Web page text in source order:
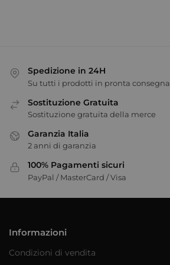
Spedizione in 24H
Su tutti i prodotti in pronta consegna
Sostituzione Gratuita
Sostituzione gratuita della merce
Garanzia Italia
2 anni di garanzia
100% Pagamenti sicuri
PayPal / MasterCard / Visa
Informazioni
Condizioni di vendita